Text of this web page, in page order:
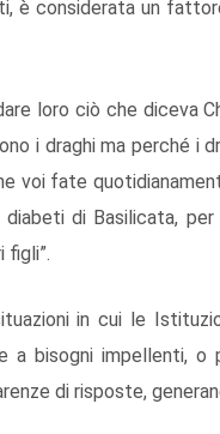
è considerata un
loro ciò che diceva
i draghi ma perché i
voi fate
diabeti di Basilicata,
figli”.
in cui le
a bisogni impellenti, o
di risposte,